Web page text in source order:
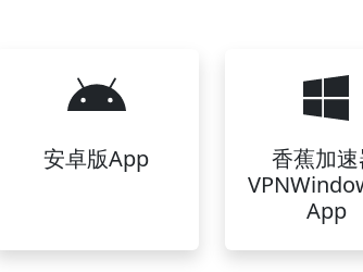
安卓版App
香蕉加
App